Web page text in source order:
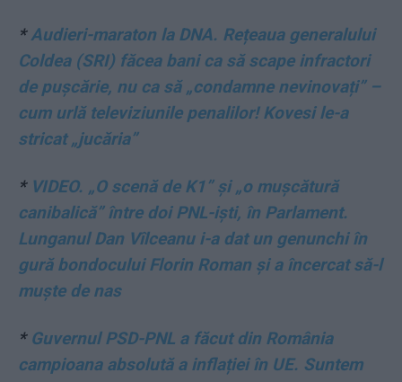
*Audieri-maraton la DNA. Rețeaua generalului
Coldea (SRI) făcea bani ca să scape infractori
de pușcărie, nu ca să „condamne nevinovați” –
cum urlă televiziunile penalilor! Kovesi le-a
stricat „jucăria”
* VIDEO. „O scenă de K1” și „o mușcătură
canibalică” între doi PNL-iști, în Parlament.
Lunganul Dan Vîlceanu i-a dat un genunchi în
gură bondocului Florin Roman și a încercat să-l
muște de nas
* Guvernul PSD-PNL a făcut din România
campioana absolută a inflației în UE. Suntem